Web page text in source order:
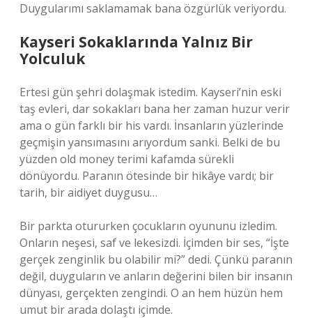
Duygularımı saklamamak bana özgürlük veriyordu.
Kayseri Sokaklarında Yalnız Bir
Yolculuk
Ertesi gün şehri dolaşmak istedim. Kayseri’nin eski
taş evleri, dar sokakları bana her zaman huzur verir
ama o gün farklı bir his vardı. İnsanların yüzlerinde
geçmişin yansımasını arıyordum sanki. Belki de bu
yüzden old money terimi kafamda sürekli
dönüyordu. Paranın ötesinde bir hikâye vardı; bir
tarih, bir aidiyet duygusu…
Bir parkta otururken çocukların oyununu izledim.
Onların neşesi, saf ve lekesizdi. İçimden bir ses, “İşte
gerçek zenginlik bu olabilir mi?” dedi. Çünkü paranın
değil, duyguların ve anların değerini bilen bir insanın
dünyası, gerçekten zengindi. O an hem hüzün hem
umut bir arada dolaştı içimde.